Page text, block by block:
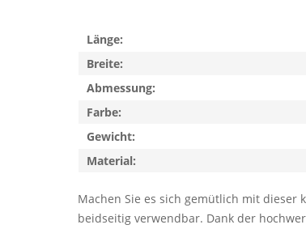
Machen Sie es sich gemütlich mit dieser
beidseitig verwendbar. Dank der
Länge:
Breite:
Abmessung:
Farbe:
Gewicht:
Material: